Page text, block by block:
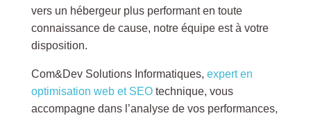
vers un hébergeur plus performant en toute
connaissance de cause, notre équipe est à votre
disposition.
Com&Dev Solutions Informatiques, expert en
optimisation web et SEOtechnique, vous
accompagne dans l’analyse de vos performances,